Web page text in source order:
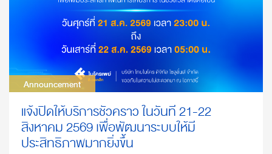
Announcement
Announcement
แจ้งปิดให้บริการชั่วคราว ในวันที่ 21-22
สิงหาคม 2569 เพื่อพัฒนาระบบให้มี
ประสิทธิภาพมากยิ่งขึ้น